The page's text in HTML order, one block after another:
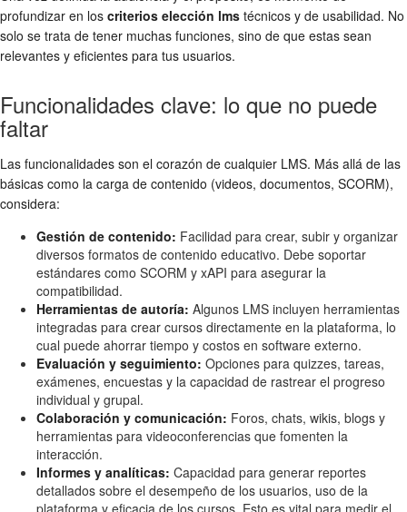
profundizar en los criterios elección lms técnicos y de usabilidad. No
solo se trata de tener muchas funciones, sino de que estas sean
relevantes y eficientes para tus usuarios.
Funcionalidades clave: lo que no puede
faltar
Las funcionalidades son el corazón de cualquier LMS. Más allá de las
básicas como la carga de contenido (videos, documentos, SCORM),
considera:
Gestión de contenido: Facilidad para crear, subir y organizar
diversos formatos de contenido educativo. Debe soportar
estándares como SCORM y xAPI para asegurar la
compatibilidad.
Herramientas de autoría: Algunos LMS incluyen herramientas
integradas para crear cursos directamente en la plataforma, lo
cual puede ahorrar tiempo y costos en software externo.
Evaluación y seguimiento: Opciones para quizzes, tareas,
exámenes, encuestas y la capacidad de rastrear el progreso
individual y grupal.
Colaboración y comunicación: Foros, chats, wikis, blogs y
herramientas para videoconferencias que fomenten la
interacción.
Informes y analíticas: Capacidad para generar reportes
detallados sobre el desempeño de los usuarios, uso de la